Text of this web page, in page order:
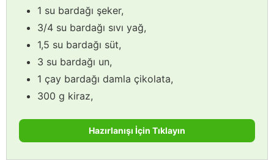
1 su bardağı şeker,
3/4 su bardağı sıvı yağ,
1,5 su bardağı süt,
3 su bardağı un,
1 çay bardağı damla çikolata,
300 g kiraz,
Hazırlanışı İçin Tıklayın